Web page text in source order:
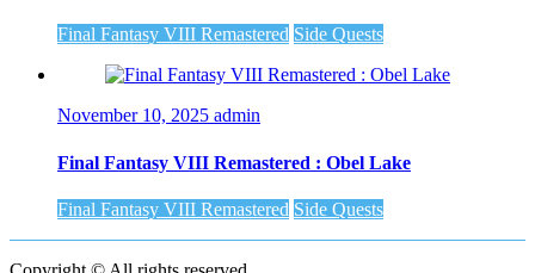
Final Fantasy VIII Remastered Side Quests
November 10, 2025 admin
Final Fantasy VIII Remastered : Obel Lake
Final Fantasy VIII Remastered Side Quests